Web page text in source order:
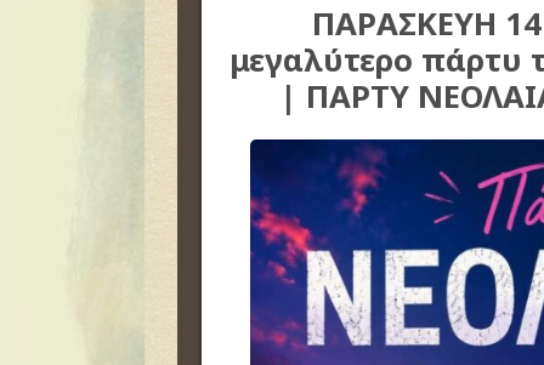
ΠΑΡΑΣΚΕΥΗ
μεγαλύτερο πάρτυ
| ΠΑΡΤΥ